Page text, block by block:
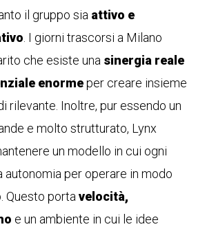
il gruppo sia attivo e
. I giorni trascorsi a Milano
che esiste una sinergia reale
enormeper creare insieme
rilevante. Inoltre, pur essendo un
e molto strutturato, Lynx
un modello in cui ogni
autonomia per operare in modo
Questo porta velocità,
e un ambiente in cui le idee